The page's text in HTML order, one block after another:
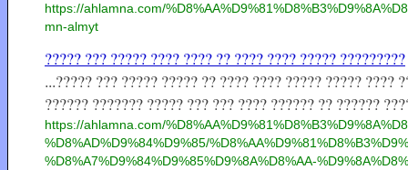
https://ahlamna.com/
mn-almyt
????? ??? ????? ???? ???? ?? ???? ???? ????? ?????????
...????? ??? ????? ????? ?? ???? ???? ????? ????? ????
?????? ??????? ????? ??? ??? ???? ?????? ?? ??????
https://ahlamna.com/
%D8%AD%D9%84%D9%85/
%D8%A7%D9%84%D9%85%D9%8A%D8%AA-